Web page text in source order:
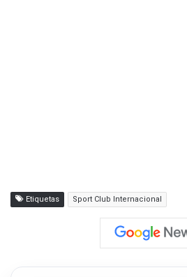
Etiquetas Sport Club Internacional